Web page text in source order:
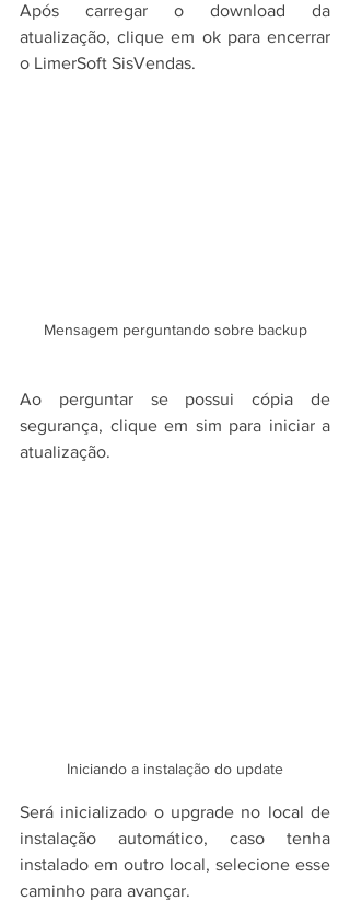
Após carregar o download da
atualização, clique em ok para encerrar
o LimerSoft SisVendas.
Mensagem perguntando sobre backup
Ao perguntar se possui cópia de
segurança, clique em sim para iniciar a
atualização.
Iniciando a instalação do update
Será inicializado o upgrade no local de
instalação automático, caso tenha
instalado em outro local, selecione esse
caminho para avançar.